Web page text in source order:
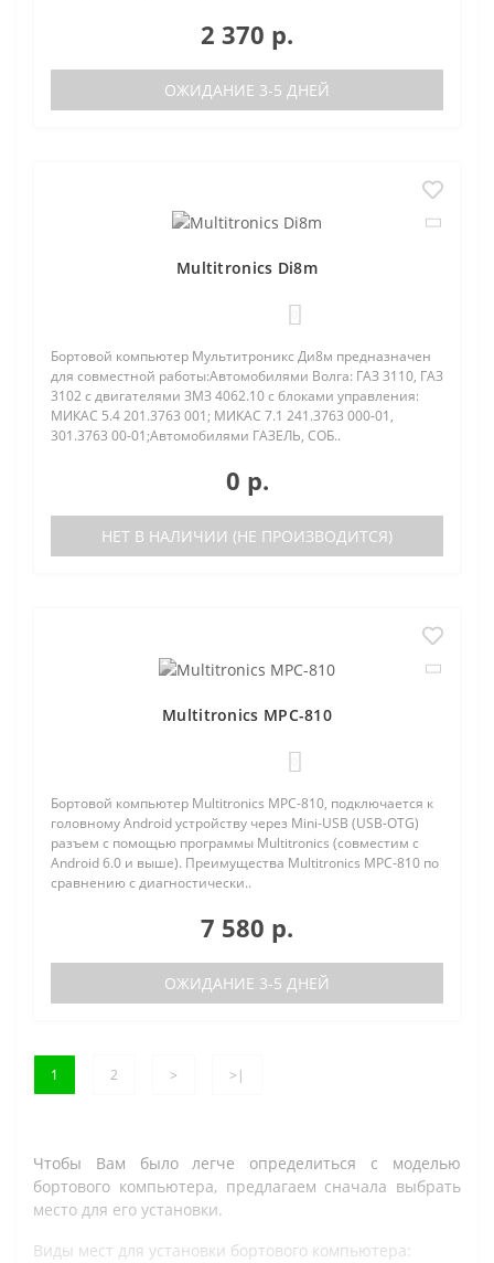
2 370 р.
ОЖИДАНИЕ 3-5 ДНЕЙ
Multitronics Di8m
Бортовой компьютер Мультитроникс Ди8м предназначен
для совместной работы:Автомобилями Волга: ГАЗ 3110, ГАЗ
3102 с двигателями ЗМЗ 4062.10 с блоками управления:
МИКАС 5.4 201.3763 001; МИКАС 7.1 241.3763 000-01,
301.3763 00-01;Автомобилями ГАЗЕЛЬ, СОБ..
0 р.
НЕТ В НАЛИЧИИ (НЕ ПРОИЗВОДИТСЯ)
Multitronics MPC-810
Бортовой компьютер Multitronics MPC-810, подключается к
головному Android устройству через Mini-USB (USB-OTG)
разъем с помощью программы Multitronics (совместим с
Android 6.0 и выше). Преимущества Multitronics MPC-810 по
сравнению с диагностически..
7 580 р.
ОЖИДАНИЕ 3-5 ДНЕЙ
1 2 > >|
Чтобы Вам было легче определиться с моделью
бортового компьютера, предлагаем сначала выбрать
место для его установки.
Виды мест для установки бортового компьютера: